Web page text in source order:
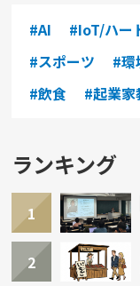
#AI #IoT/ハー
#スポーツ
#環
#飲食
#起業家
ランキング
1
2